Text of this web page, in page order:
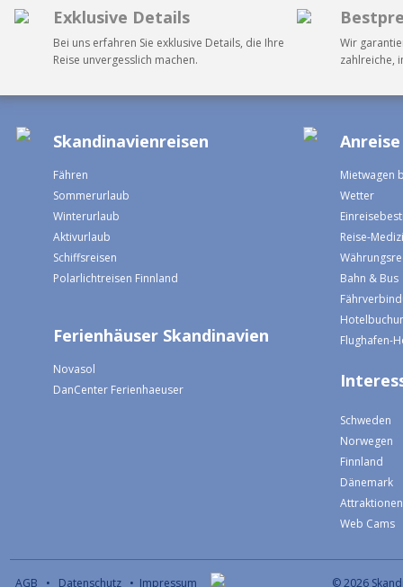
Exklusive Details
Bei uns erfahren Sie exklusive Details, die Ihre
Reise unvergesslich machen.
Wir
zahlreiche,
Skandinavienreisen
Fähren
Sommerurlaub
Winterurlaub
Aktivurlaub
Schiffsreisen
Polarlichtreisen Finnland
Ferienhäuser Skandinavien
Novasol
DanCenter Ferienhaeuser
Mietwagen
Wetter
Reise-
Bahn & Bus
Flughafen-
Schweden
Norwegen
Finnland
Dänemark
Attraktionen
Web Cams
© 2026
AGB • Datenschutz • Impressum